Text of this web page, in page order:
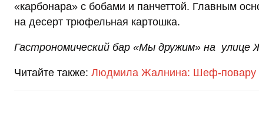
«карбонара» с бобами и панчеттой. Главным
на десерт трюфельная картошка.
Гастрономический бар «Мы дружим» на
Читайте также: Людмила Жалнина: Шеф-повару